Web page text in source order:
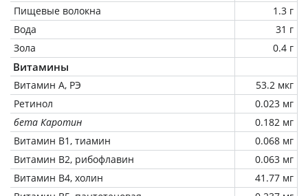
Пищевые волокна
1.3 г
Вода
31 г
Зола
0.4 г
Витамины
Витамин А, РЭ
53.2 мкг
Ретинол
0.023 мг
бета Каротин
0.182 мг
Витамин В1, тиамин
0.068 мг
Витамин В2, рибофлавин
0.063 мг
Витамин В4, холин
41.77 мг